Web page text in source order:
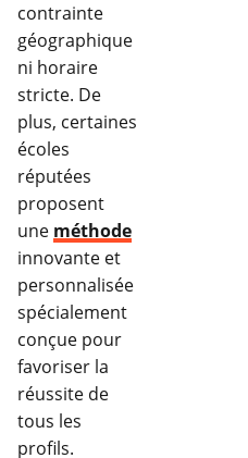
contrainte
géographique
ni horaire
stricte. De
plus, certaines
écoles
réputées
proposent
une méthode
innovante et
personnalisée
spécialement
conçue pour
favoriser la
réussite de
tous les
profils.